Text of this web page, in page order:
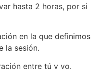
hasta 2 horas, por si
en la que definimos
la sesión.
entre tú y yo.